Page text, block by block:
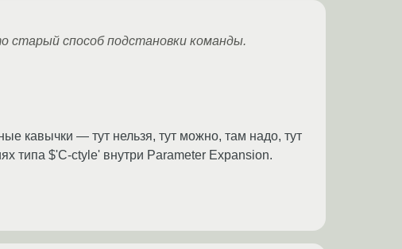
старый способ подстановки команды.
кавычки — тут нельзя, тут можно, там надо, тут
типа $'C-ctyle' внутри Parameter Expansion.